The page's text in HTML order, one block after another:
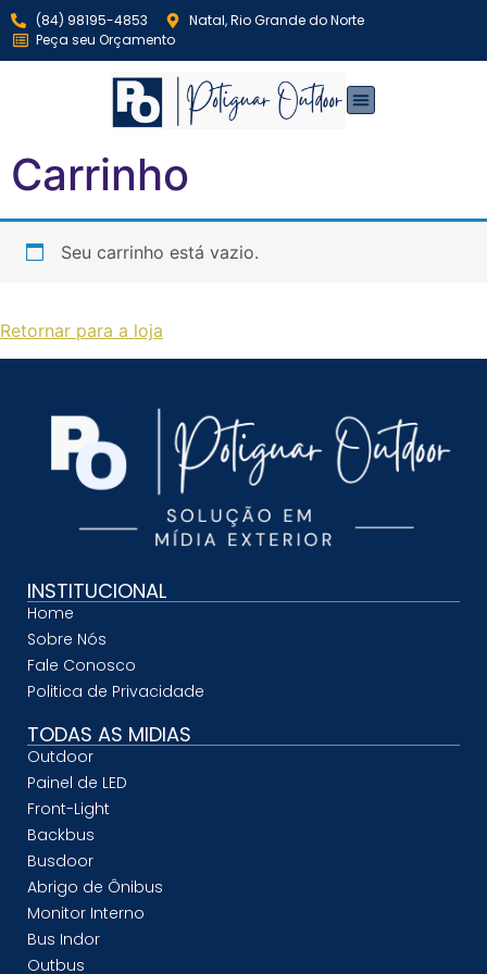
(84) 98195-4853
Natal, Rio Grande do Norte
Peça seu Orçamento
Carrinho
Seu carrinho está vazio.
Retornar para a loja
INSTITUCIONAL
Home
Sobre Nós
Fale Conosco
Politica de Privacidade
TODAS AS MIDIAS
Outdoor
Painel de LED
Front-Light
Backbus
Busdoor
Abrigo de Ônibus
Monitor Interno
Bus Indor
Outbus